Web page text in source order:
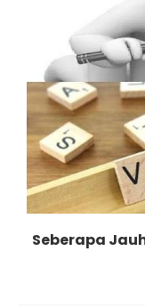
Seberapa